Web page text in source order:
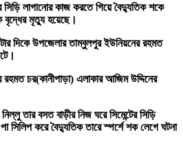
সিড়ি লাগানোর কাজ করতে গিয়ে বৈদ্যুতিক শকে
মৃত্যু হয়েছে।
দিকে উপজেলার তাম্বুলপুর ইউনিয়নের রহমত
চর(কানীপাড়া) এলাকার আজিম উদ্দিনের
তার বসত বাড়ীর নিজ ঘরে সিমেন্টের সিড়ি
করে বৈদ্যুতিক তারে স্পর্শে শক লেগে ঘটনা